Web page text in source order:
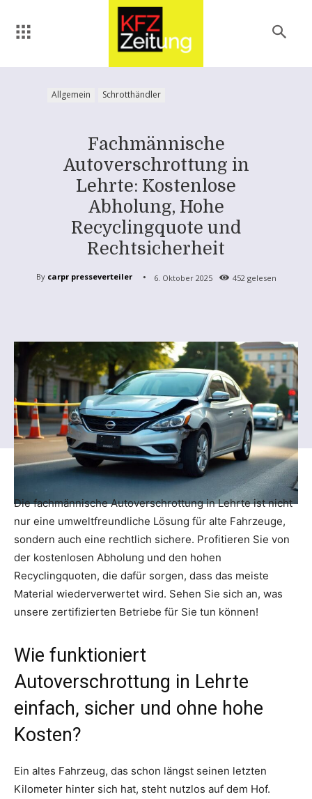
Allgemein Schrotthändler
Fachmännische
Autoverschrottung in
Lehrte: Kostenlose
Abholung, Hohe
Recyclingquote und
Rechtsicherheit
By carpr presseverteiler 6. Oktober 2025 452 gelesen
Die fachmännische Autoverschrottung in Lehrte ist nicht
nur eine umweltfreundliche Lösung für alte Fahrzeuge,
sondern auch eine rechtlich sichere. Profitieren Sie von
der kostenlosen Abholung und den hohen
Recyclingquoten, die dafür sorgen, dass das meiste
Material wiederverwertet wird. Sehen Sie sich an, was
unsere zertifizierten Betriebe für Sie tun können!
Wie funktioniert
Autoverschrottung in Lehrte
einfach, sicher und ohne hohe
Kosten?
Ein altes Fahrzeug, das schon längst seinen letzten
Kilometer hinter sich hat, steht nutzlos auf dem Hof.